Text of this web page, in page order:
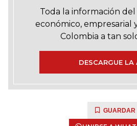
Toda la información
económico, empresarial
Colombia a tan
DESCARGUE LA
GUARDAR